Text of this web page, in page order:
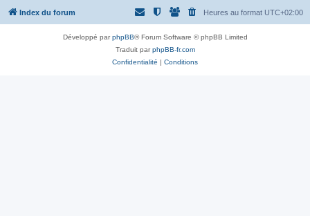
Index du forum Heures au format UTC+02:00
Développé parphpBB® Forum Software © phpBB Limited
Traduit parphpBB-fr.com
Confidentialité | Conditions